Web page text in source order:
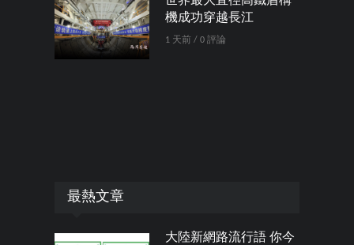
機成功穿越長江
1 天前 / 0 評論
最熱文章
大陸新網路流行語 你今